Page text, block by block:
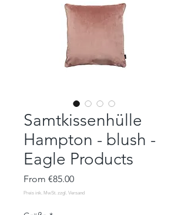
Samtkissenhülle
Hampton - blush -
Eagle Products
From €85.00Sale
Price